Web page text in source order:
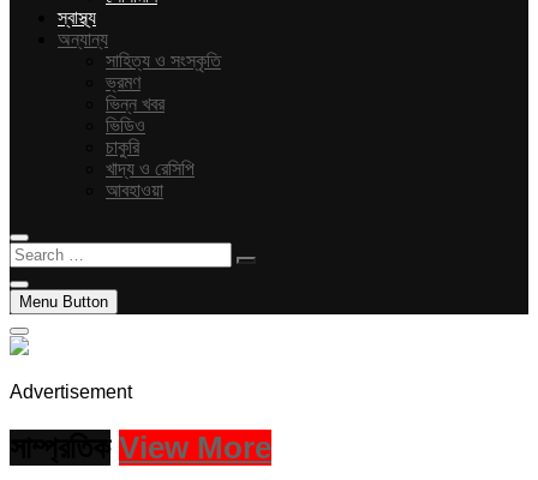
স্বাস্থ্য
অন্যান্য
সাহিত্য ও সংস্কৃতি
ভ্রমণ
ভিন্ন খবর
ভিডিও
চাকুরি
খাদ্য ও রেসিপি
আবহাওয়া
Search
…
Menu Button
Advertisement
View More